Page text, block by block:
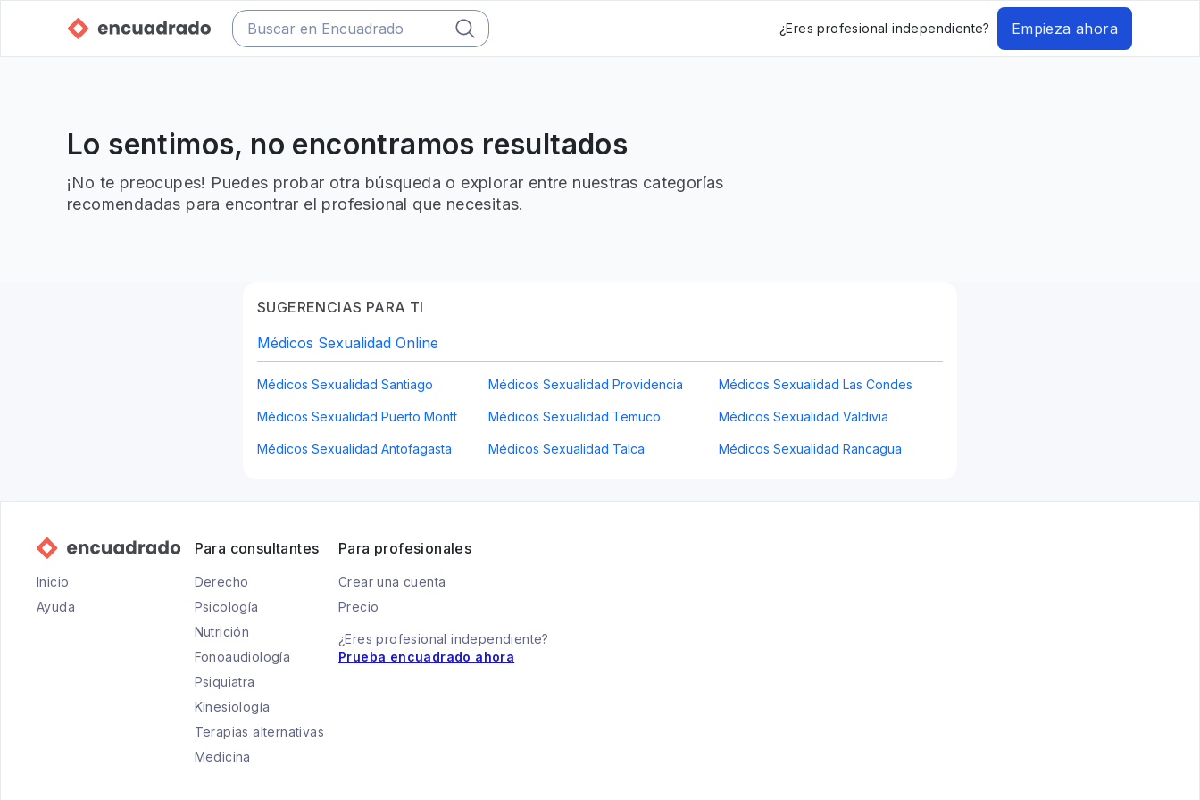
¿Eres profesional independiente? Empieza ahora
Lo sentimos, no encontramos resultados
¡No te preocupes! Puedes probar otra búsqueda o explorar entre nuestras categorías
recomendadas para encontrar el profesional que necesitas.
SUGERENCIAS PARA TI
Médicos Sexualidad Online
Médicos Sexualidad Santiago Médicos Sexualidad Providencia Médicos Sexualidad Las Condes
Médicos Sexualidad Puerto Montt Médicos Sexualidad Temuco Médicos Sexualidad Valdivia
Médicos Sexualidad Antofagasta Médicos Sexualidad Talca Médicos Sexualidad Rancagua
Inicio
Ayuda
Para consultantes
Derecho
Psicología
Nutrición
Fonoaudiología
Psiquiatra
Kinesiología
Terapias alternativas
Medicina
Para profesionales
Crear una cuenta
Precio
¿Eres profesional independiente?
Prueba encuadrado ahora